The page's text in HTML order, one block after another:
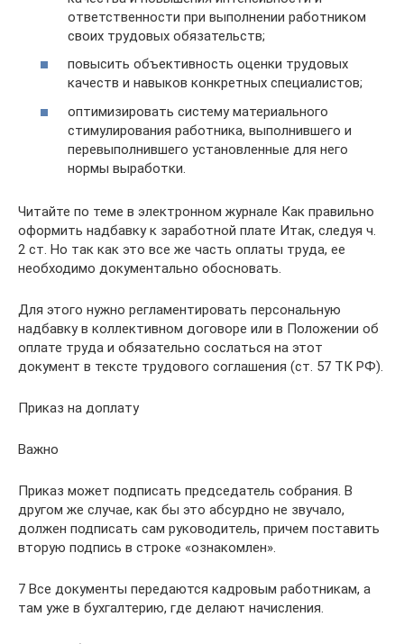
ответственности при выполнении работником
своих трудовых обязательств;
повысить объективность оценки трудовых
качеств и навыков конкретных специалистов;
оптимизировать систему материального
стимулирования работника, выполнившего и
перевыполнившего установленные для него
нормы выработки.
Читайте по теме в электронном журнале Как правильно
оформить надбавку к заработной плате Итак, следуя ч.
2 ст. Но так как это все же часть оплаты труда, ее
необходимо документально обосновать.
Для этого нужно регламентировать персональную
надбавку в коллективном договоре или в Положении об
оплате труда и обязательно сослаться на этот
документ в тексте трудового соглашения (ст. 57 ТК РФ).
Приказ на доплату
Важно
Приказ может подписать председатель собрания. В
другом же случае, как бы это абсурдно не звучало,
должен подписать сам руководитель, причем поставить
вторую подпись в строке «ознакомлен».
7 Все документы передаются кадровым работникам, а
там уже в бухгалтерию, где делают начисления.